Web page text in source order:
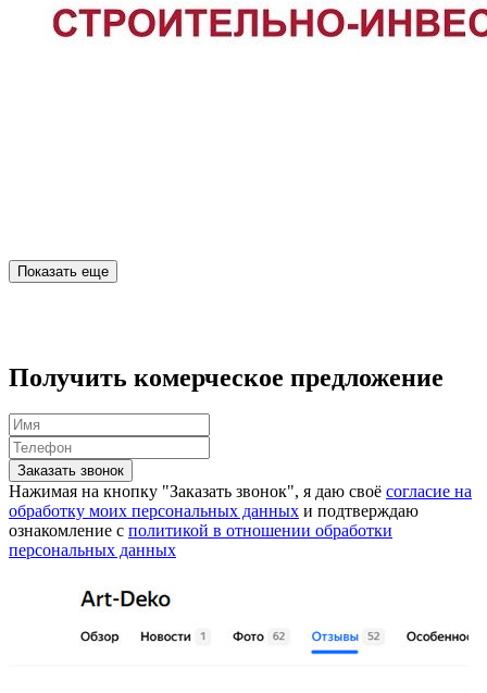
Показать еще
Получить комерческое предложение
Заказать звонок
Нажимая на кнопку "Заказать звонок", я даю своё согласие на
обработку моих персональных данных и подтверждаю
ознакомление с политикой в отношении обработки
персональных данных